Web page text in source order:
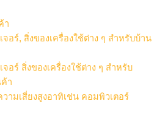
า
อร์, สิ่งของเครื่องใช้ต่าง ๆ สำหรับบ้าน
อร์ สิ่งของเครื่องใช้ต่าง ๆ สำหรับ
า
ามเสี่ยงสูงอาทิเช่น คอมพิวเตอร์